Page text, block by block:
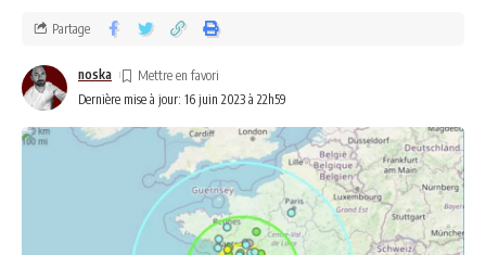
Dernière mise à jour: 16 juin 2023 à 22h59
noska
Partage